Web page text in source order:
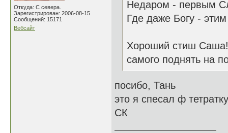
Откуда: С севера.
Зарегистрирован: 2006-08-15
Сообщений: 15171
Вебсайт
Недаром - первым
Где даже Богу -
Хороший стиш
самого поднять на
посибо, Тань
это я спесал ф тетратку
СК